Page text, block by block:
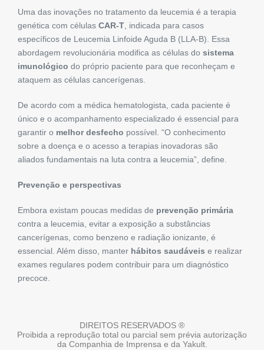
Uma das inovações no tratamento da leucemia é a terapia
genética com células CAR-T, indicada para casos
específicos de Leucemia Linfoide Aguda B (LLA-B). Essa
abordagem revolucionária modifica as células do sistema
imunológico do próprio paciente para que reconheçam e
ataquem as células cancerígenas.
De acordo com a médica hematologista, cada paciente é
único e o acompanhamento especializado é essencial para
garantir o melhor desfecho possível. “O conhecimento
sobre a doença e o acesso a terapias inovadoras são
aliados fundamentais na luta contra a leucemia”, define.
Prevenção e perspectivas
Embora existam poucas medidas de prevenção primária
contra a leucemia, evitar a exposição a substâncias
cancerígenas, como benzeno e radiação ionizante, é
essencial. Além disso, manter hábitos saudáveis e realizar
exames regulares podem contribuir para um diagnóstico
precoce.
DIREITOS RESERVADOS ®
Proibida a reprodução total ou parcial sem prévia autorização
da Companhia de Imprensa e da Yakult.